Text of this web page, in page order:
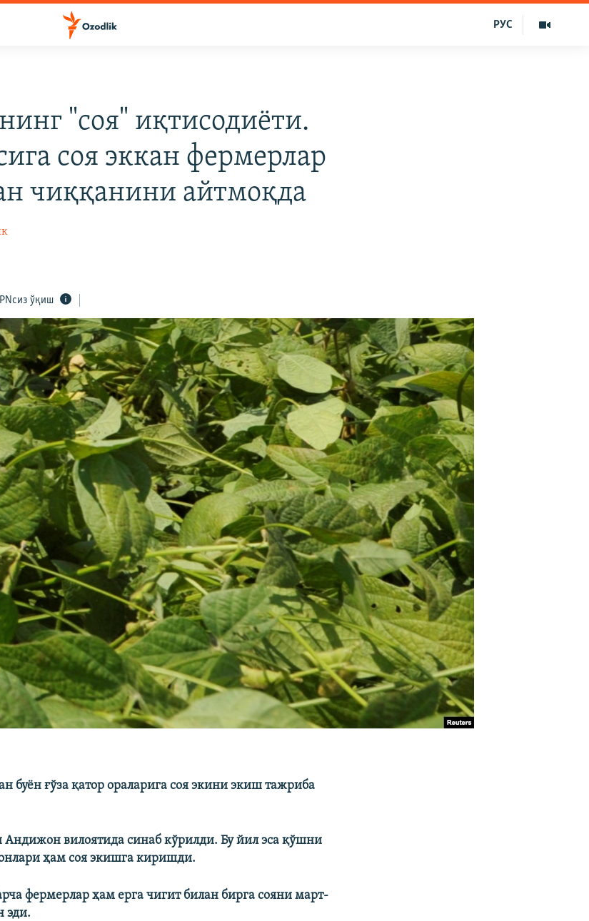
РУС
"соя" иқтисодиёти.
соя эккан фермерлар
чиққанини айтмоқда
ўқиш
буён ғўза қатор ораларига соя экини экиш тажриба
Андижон вилоятида синаб кўрилди. Бу йил эса қўшни
ҳам соя экишга киришди.
фермерлар ҳам ерга чигит билан бирга сояни март-
эди.